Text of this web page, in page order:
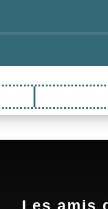
Les amis